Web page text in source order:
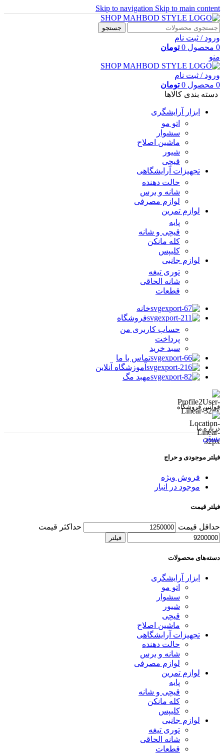
Skip to navigation Skip to main content
جستجو
ورود / ثبت نام
0 محصول 0 تومان
منو
ورود / ثبت نام
0 محصول 0 تومان
دسته بندی کالاها
ابزار آرایشگری
اتو مو
سشوار
ماشین اصلاح
شیور
قیچی
تجهیزات آرایشگاهی
حالت دهنده
شانه و برس
لوازم مصرفی
لوازم تمرین
پایه
قیچی و شانه
کله مانکن
کلیپس
لوازم جانبی
توری تیغه
شانه الحاقی
قطعات
خانه
فروشگاه
حساب کاربری من
پرداخت
سبد خرید
تماس با ما
آموزشگاه آنلاین
مهبد مگ
قوانین فروشگاه
درباره ما
بستن
فیلتر موجودی و حراج
فروش ویژه
موجود در انبار
فیلتر قیمت
حداقل قیمت حداکثر قیمت
فیلتر
دسته‌های محصولات
ابزار آرایشگری
اتو مو
سشوار
شیور
قیچی
ماشین اصلاح
تجهیزات آرایشگاهی
حالت دهنده
شانه و برس
لوازم مصرفی
لوازم تمرین
پایه
قیچی و شانه
کله مانکن
کلیپس
لوازم جانبی
توری تیغه
شانه الحاقی
قطعات